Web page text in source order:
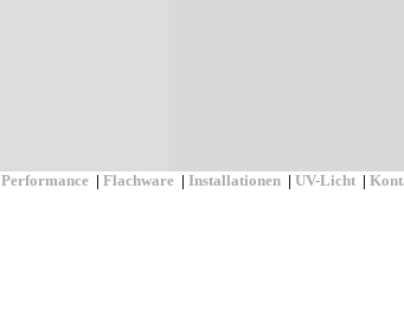
Performance | Flachware | Installationen | UV-Licht |